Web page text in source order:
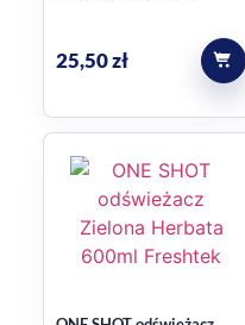
25,50zł